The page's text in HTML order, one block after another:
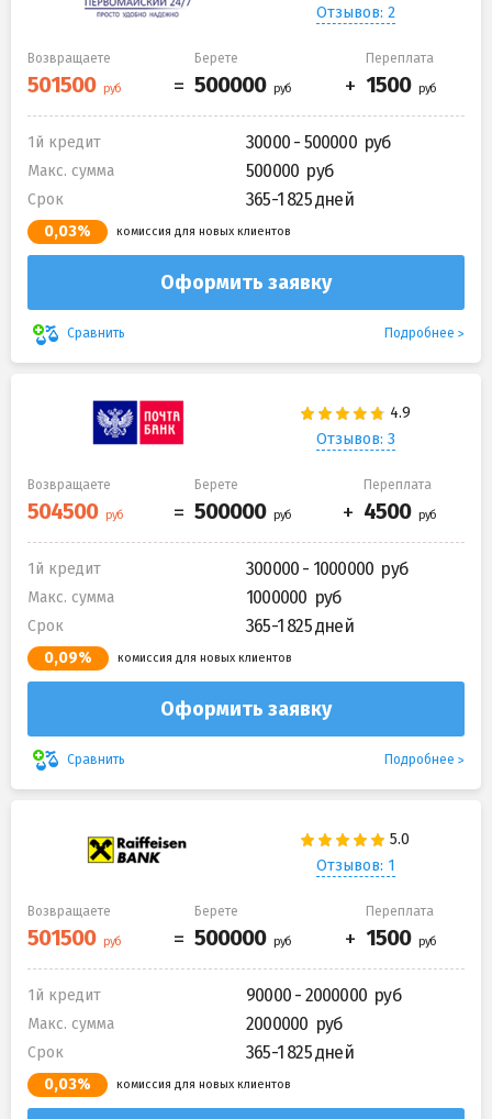
Отзывов: 2
Возвращаете Берете Переплата
1й кредит 30000 - 500000
Макс. сумма 500000
Срок 365-1 825 дней
0,03% комиссия для новых клиентов
Оформить заявку
Сравнить Подробнее
Отзывов: 3
Возвращаете Берете Переплата
1й кредит 300000 - 1000000
Макс. сумма 1000000
Срок 365-1 825 дней
0,09% комиссия для новых клиентов
Оформить заявку
Сравнить Подробнее
Отзывов: 1
Возвращаете Берете Переплата
1й кредит 90000 - 2000000
Макс. сумма 2000000
Срок 365-1 825 дней
0,03% комиссия для новых клиентов